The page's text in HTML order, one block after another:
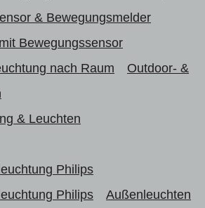
& Bewegungsmelder
Bewegungssensor
nach Raum
Outdoor- &
& Leuchten
Philips
Philips
Außenleuchten